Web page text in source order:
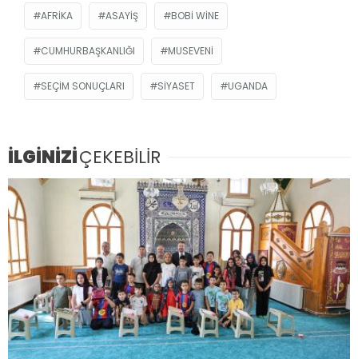
AFRIKA ASAYIŞ BOBI WINE
CUMHURBAŞKANLIĞI MUSEVENI
SEÇIM SONUÇLARI SIYASET UGANDA
İLGİNİZİÇEKEBİLİR